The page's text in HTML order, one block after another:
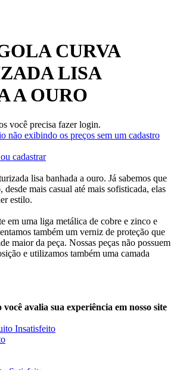
CURVA
LISA
A OURO
você precisa fazer login.
não exibindo os preços sem um cadastro
cadastrar
lisa banhada a ouro. Já sabemos que
desde mais casual até mais sofisticada, elas
estilo.
em uma liga metálica de cobre e zinco e
também um verniz de proteção que
maior da peça. Nossas peças não possuem
e utilizamos também uma camada
avalia sua experiência em nosso site
Insatisfeito